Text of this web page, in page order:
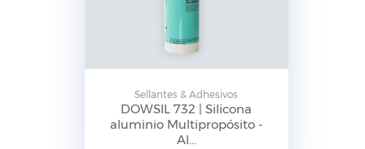
Sellantes & Adhesivos
DOWSIL 732 | Silicona
aluminio Multipropósito -
Al...